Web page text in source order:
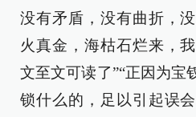
没有矛盾，没有曲折，
火真金，海枯石烂来，
文至文可读了”“正因为宝
锁什么的，足以引起误